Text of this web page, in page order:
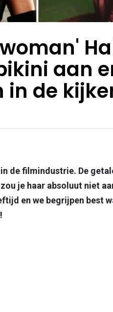
aan
in de
de filmindustrie. De
je haar absoluut niet
en we begrijpen best